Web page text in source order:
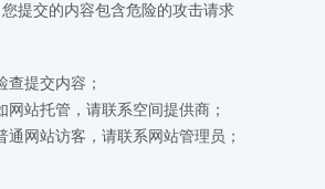
提交的内容包含危险的攻击请求
查提交内容；
网站托管，请联系空间提供商；
通网站访客，请联系网站管理员；